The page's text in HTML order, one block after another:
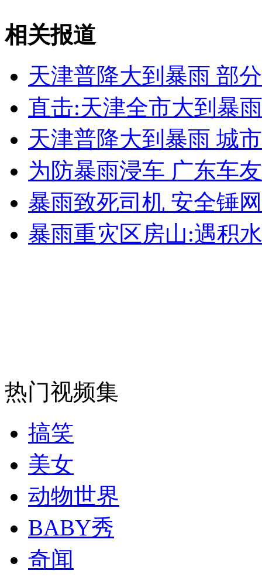
女孩北京地铁殴打老人 痛下狠手拳打脚踢
无痛分娩是否安全 医生回应
外交部：反对强权政治霸凌主义
外交部：有关国家言论片面不公正
纽约上演“枕头大战”
司机酒驾遇交警 急速倒车逃窜
相关报道
天津普降大到暴雨 部
直击:天津全市大到暴
天津普降大到暴雨 城
为防暴雨浸车 广东车
暴雨致死司机 安全锤
暴雨重灾区房山:遇积
热门视频集
搞笑
美女
动物世界
BABY秀
奇闻